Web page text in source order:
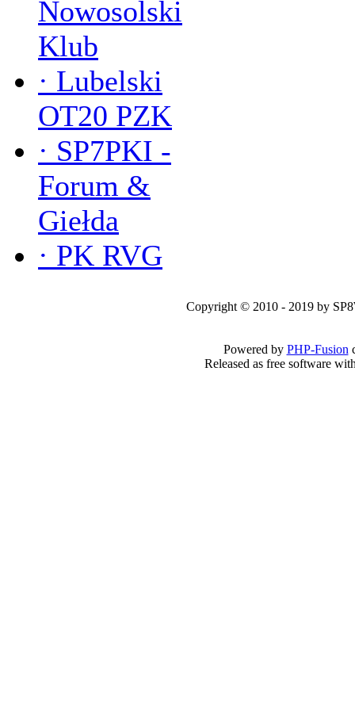
Nowosolski
Klub
· Lubelski
OT20 PZK
· SP7PKI -
Forum &
Giełda
· PK RVG
Copyright © 2010 - 2019 by
Powered by PHP-Fusion
Released as free software